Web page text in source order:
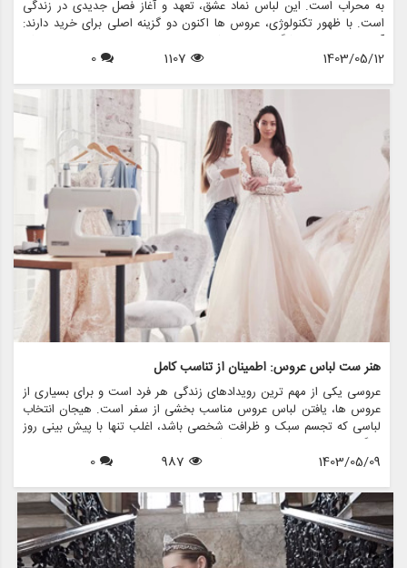
به محراب است. این لباس نماد عشق، تعهد و آغاز فصل جدیدی در زندگی
است. با ظهور تکنولوژی، عروس ها اکنون دو گزینه اصلی برای خرید دارند:
آنلاین یا درون فروشگاهی. هر روشی مزایا و معایب خاص خود را دارد، که
باعث می شود عروس ها به دقت انتخاب های خود را بسنجید. در این مقاله،
و چگونگی مزون چرخچی - فروشگاه همه کاره ای که اجاره لباس عروس،
فروش، خدمات طراحی و دوخت، لوازم جانبی عروس و تمام اقلام مرتبط با
عروس — می تواند تجربه شما را بدون توجه به ترجیح خرید شما افزایش
دهد.
1403/05/12
1107
0
هنر ست لباس عروس: اطمینان از تناسب کامل
عروسی یکی از مهم ترین رویدادهای زندگی هر فرد است و برای بسیاری از
عروس ها، یافتن لباس عروس مناسب بخشی از سفر است. هیجان انتخاب
لباسی که تجسم سبک و ظرافت شخصی باشد، اغلب تنها با پیش بینی روز
بزرگ مطابقت دارد. با این حال، یکی از جنبه های حیاتی که می تواند تجربه
عروسی را ایجاد کند یا از بین ببرد، فرآیند تناسب است. هنر یراق آلات لباس
و اعتماد به نفس عروس را در روز خاص خود افزایش می دهد.
1403/05/09
987
0